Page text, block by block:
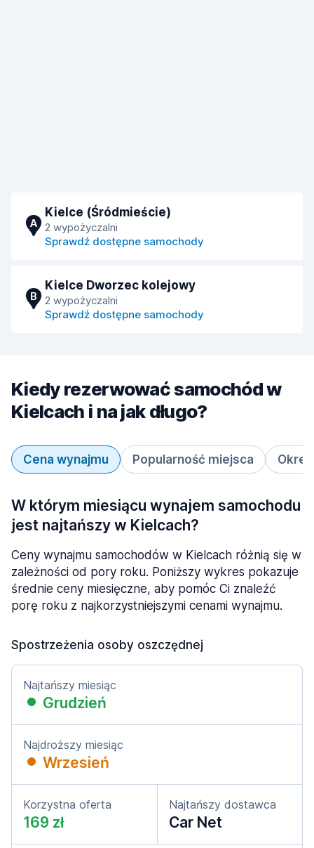
A
Kielce (Śródmieście)
2 wypożyczalni
Sprawdź dostępne samochody
B
Kielce Dworzec kolejowy
2 wypożyczalni
Sprawdź dostępne samochody
Kiedy rezerwować samochód w
Kielcach i na jak długo?
Cena wynajmu Popularność miejsca
W którym miesiącu wynajem samochodu
jest najtańszy w Kielcach?
Ceny wynajmu samochodów w Kielcach różnią się w
zależności od pory roku. Poniższy wykres pokazuje
średnie ceny miesięczne, aby pomóc Ci znaleźć
porę roku z najkorzystniejszymi cenami wynajmu.
Spostrzeżenia osoby oszczędnej
Najtańszy miesiąc
Grudzień
Najdroższy miesiąc
Wrzesień
Korzystna oferta
169 zł
Najtańszy dostawca
Car Net